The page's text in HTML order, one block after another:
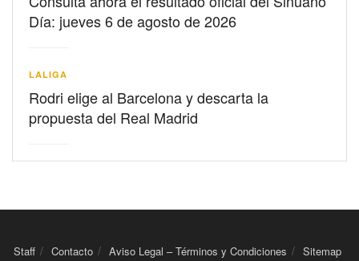
Día: jueves 6 de agosto de 2026
LALIGA
Rodri elige al Barcelona y descarta la
propuesta del Real Madrid
Staff Contacto Aviso Legal – Términos y Condiciones Sitemap